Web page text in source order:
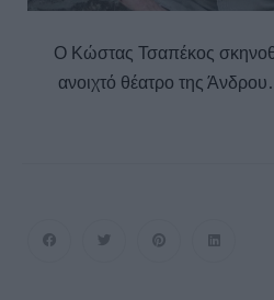
Ο Κώστας Τσαπέκος
ανοιχτό θέατρο της